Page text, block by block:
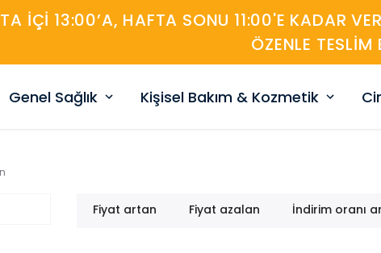
IÇI 13:00’A, HAFTA SONU 11:00'E KADAR
ÖZENLE TESLIM
Genel Sağlık Kişisel Bakım & Kozmetik
Fiyat artan Fiyat azalan İndirim oranı